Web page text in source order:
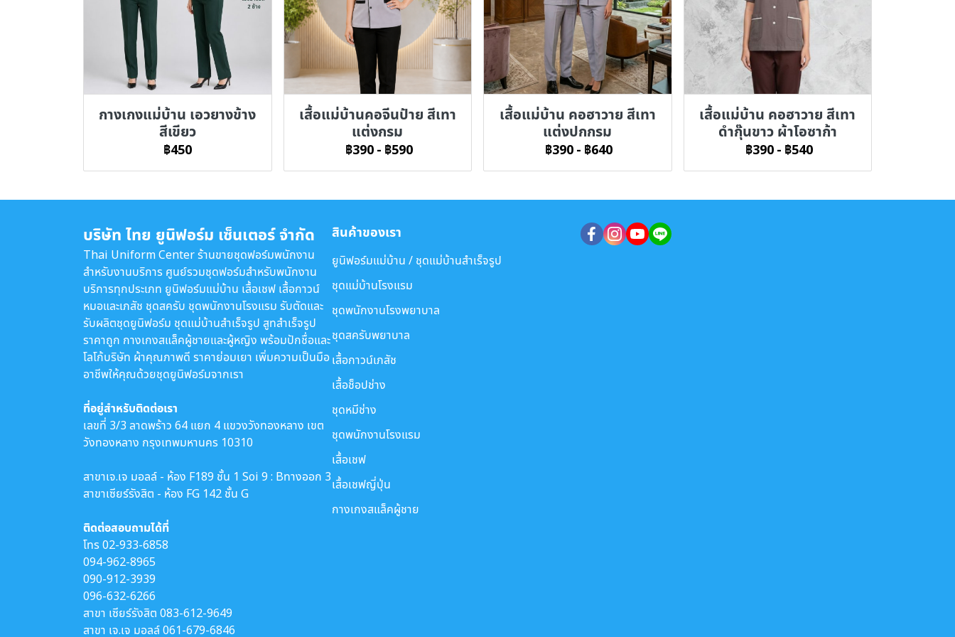
กางเกงแม่บ้าน เอวยางข้าง
สีเขียว
฿450
เสื้อแม่บ้านคอจีนป้าย สีเทา
แต่งกรม
฿390 - ฿590
เสื้อแม่บ้าน คอฮาวาย สีเทา
แต่งปกกรม
฿390 - ฿640
เสื้อแม่บ้าน คอฮาวาย สีเทา
ดำกุ๊นขาว ผ้าโอซาก้า
฿390 - ฿540
บริษัท ไทย ยูนิฟอร์ม เซ็นเตอร์ จำกัด
Thai Uniform Center ร้านขายชุดฟอร์มพนักงาน
สำหรับงานบริการ ศูนย์รวมชุดฟอร์มสำหรับพนักงาน
บริการทุกประเภท ยูนิฟอร์มแม่บ้าน เสื้อเชฟ เสื้อกาวน์
หมอและเภสัช ชุดสครับ ชุดพนักงานโรงแรม รับตัดและ
รับผลิตชุดยูนิฟอร์ม ชุดแม่บ้านสำเร็จรูป สูทสำเร็จรูป
ราคาถูก กางเกงสแล็คผู้ชายและผู้หญิง พร้อมปักชื่อและ
โลโก้บริษัท ผ้าคุณภาพดี ราคาย่อมเยา เพิ่มความเป็นมือ
อาชีพให้คุณด้วยชุดยูนิฟอร์มจากเรา
ที่อยู่สำหรับติดต่อเรา
เลขที่ 3/3 ลาดพร้าว 64 แยก 4 แขวงวังทองหลาง เขต
วังทองหลาง กรุงเทพมหานคร 10310
สาขาเจ.เจ มอลล์ - ห้อง F189 ชั้น 1 Soi 9 : Bทางออก 3
สาขาเซียร์รังสิต - ห้อง FG 142 ชั้น G
ติดต่อสอบถามได้ที่
โทร02-933-6858
094-962-8965
090-912-3939
096-632-6266
สาขา เซียร์รังสิต 083-612-9649
สาขา เจ.เจ มอลล์061-679-6846
สินค้าของเรา
ยูนิฟอร์มแม่บ้าน / ชุดแม่บ้านสำเร็จรูป
ชุดแม่บ้านโรงแรม
ชุดพนักงานโรงพยาบาล
ชุดสครับพยาบาล
เสื้อกาวน์เภสัช
เสื้อช็อปช่าง
ชุดหมีช่าง
ชุดพนักงานโรงแรม
เสื้อเชฟ
เสื้อเชฟญี่ปุ่น
กางเกงสแล็คผู้ชาย